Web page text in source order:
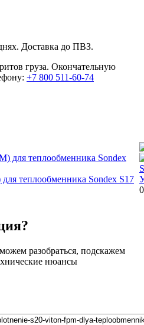
Доставка до ПВЗ.
груза. Окончательную
+7 800 511-60-74
теплообменника Sondex S17
разобраться, подскажем
нюансы